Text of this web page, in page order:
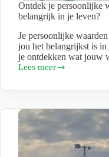
Ontdek je persoonlijke
belangrijk in je leven?
Je persoonlijke
jou het belangrijkst is
je ontdekken wat jouw
Lees meer
Ontdek
persoonlijke
Wat
vind
jij
belangrijk
in